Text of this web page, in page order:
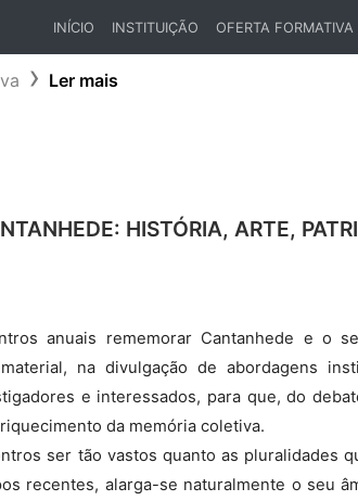
INÍCIO
INSTITUIÇÃO OFERTA FORMATIVA
Ler mais
HISTÓRIA, ARTE,
anuais rememorar Cantanhede e o
na divulgação de abordagens
e interessados, para que, do
da memória coletiva.
ser tão vastos quanto as pluralidades
recentes, alarga-se naturalmente o seu